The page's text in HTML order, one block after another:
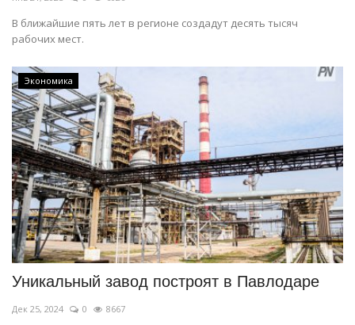
В ближайшие пять лет в регионе создадут десять тысяч
рабочих мест.
Экономика
Уникальный завод построят в Павлодаре
Дек 25, 2024 0 8667